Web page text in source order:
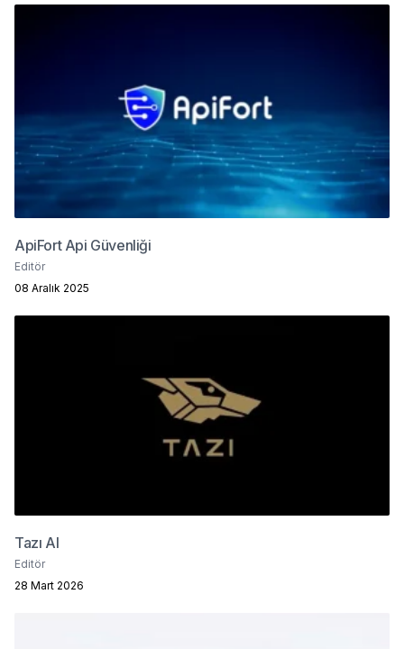
ApiFort Api Güvenliği
Editör
08 Aralık 2025
Tazı AI
Editör
28 Mart 2026